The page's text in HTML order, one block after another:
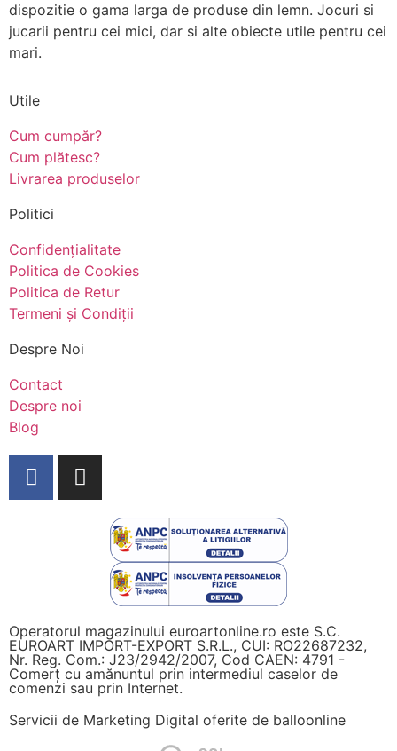
dispozitie o gama larga de produse din lemn. Jocuri si
jucarii pentru cei mici, dar si alte obiecte utile pentru cei
mari.
Utile
Cum cumpăr?
Cum plătesc?
Livrarea produselor
Politici
Confidențialitate
Politica de Cookies
Politica de Retur
Termeni și Condiții
Despre Noi
Contact
Despre noi
Blog
Operatorul magazinului euroartonline.ro este S.C.
EUROART IMPORT-EXPORT S.R.L., CUI: RO22687232,
Nr. Reg. Com.: J23/2942/2007, Cod CAEN: 4791 -
Comerț cu amănuntul prin intermediul caselor de
comenzi sau prin Internet.
Servicii de Marketing Digital oferite de balloonline